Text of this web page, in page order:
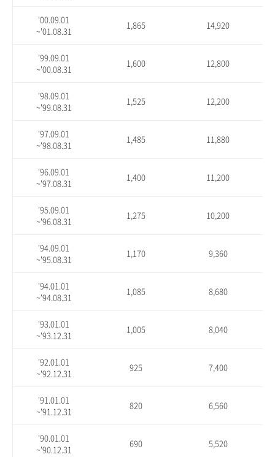
'00.09.01
~'01.08.31
1,865 14,920
'99.09.01
~'00.08.31
1,600 12,800
'98.09.01
~'99.08.31
1,525 12,200
'97.09.01
~'98.08.31
1,485 11,880
'96.09.01
~'97.08.31
1,400 11,200
'95.09.01
~'96.08.31
1,275 10,200
'94.09.01
~'95.08.31
1,170 9,360
'94.01.01
~'94.08.31
1,085 8,680
'93.01.01
~'93.12.31
1,005 8,040
'92.01.01
~'92.12.31
925 7,400
'91.01.01
~'91.12.31
820 6,560
'90.01.01
~'90.12.31
690 5,520